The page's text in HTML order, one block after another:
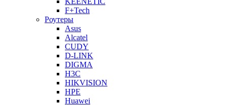
F+Tech
Роутеры
Asus
Alcatel
CUDY
D-LINK
DIGMA
H3C
HIKVISION
HPE
Huawei